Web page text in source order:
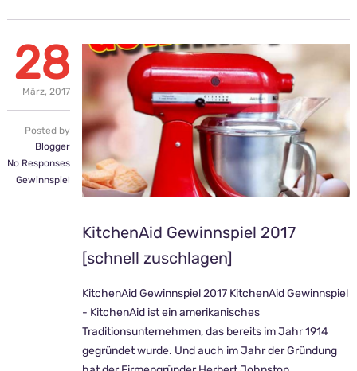
28
März, 2017
Posted by
Blogger
No Responses
Gewinnspiel
KitchenAid Gewinnspiel 2017
[schnell zuschlagen]
KitchenAid Gewinnspiel 2017 KitchenAid Gewinnspiel
- KitchenAid ist ein amerikanisches
Traditionsunternehmen, das bereits im Jahr 1914
gegründet wurde. Und auch im Jahr der Gründung